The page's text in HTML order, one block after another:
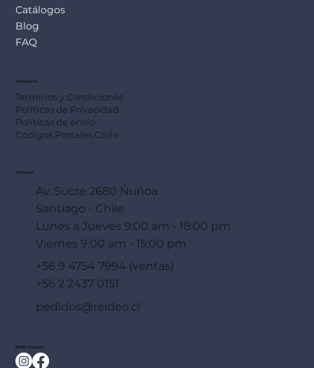
Catálogos
Blog
FAQ
Información
Terminos y Condiciones
Políticas de Privacidad
Políticas de envío
Códigos Postales Chile
Dirección
Av. Sucre 2680 Ñuñoa
Santiago - Chile
Lunes a Jueves 9:00 am - 18:00 pm
Viernes 9:00 am - 15:00 pm
+56 9 4754 7994 (ventas)
+56 2 2437 0151
pedidos@reideo.cl
Redes Sociales